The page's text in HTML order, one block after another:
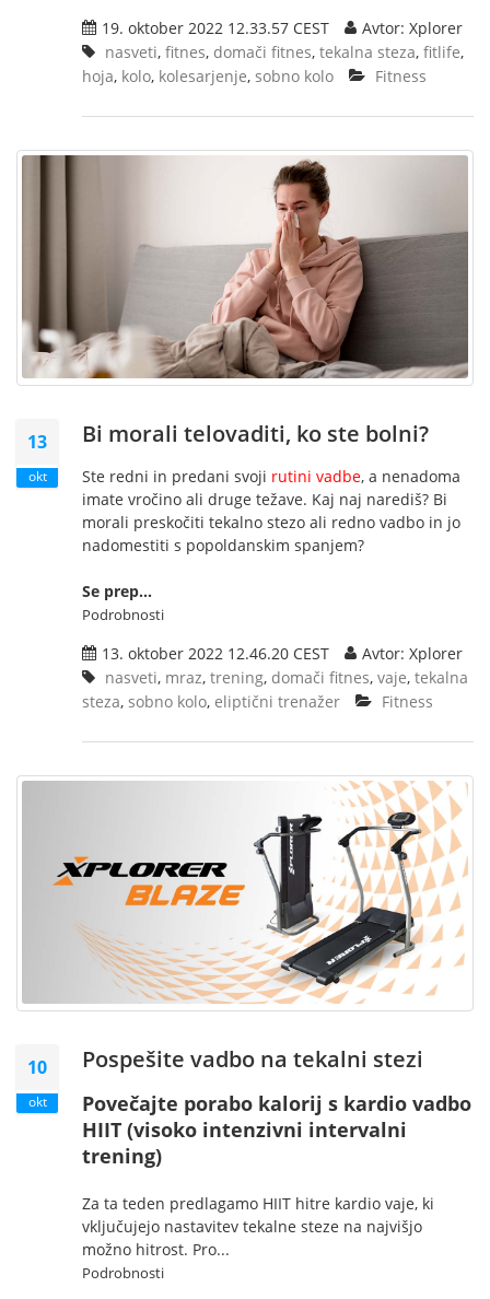
19. oktober 2022 12.33.57 CEST
Avtor: Xplorer
nasveti, fitnes, domači fitnes, tekalna steza, fitlife,
hoja, kolo, kolesarjenje, sobno kolo Fitness
13
okt
Bi morali telovaditi, ko ste bolni?
Ste redni in predani svoji rutini vadbe, a nenadoma
imate vročino ali druge težave. Kaj naj narediš? Bi
morali preskočiti tekalno stezo ali redno vadbo in jo
nadomestiti s popoldanskim spanjem?
Se prep...
Podrobnosti
13. oktober 2022 12.46.20 CEST
Avtor: Xplorer
nasveti, mraz, trening, domači fitnes, vaje, tekalna
steza, sobno kolo, eliptični trenažer Fitness
10
okt
Pospešite vadbo na tekalni stezi
Povečajte porabo kalorij s kardio vadbo
HIIT (visoko intenzivni intervalni
trening)
Za ta teden predlagamo HIIT hitre kardio vaje, ki
vključujejo nastavitev tekalne steze na najvišjo
možno hitrost. Pro...
Podrobnosti